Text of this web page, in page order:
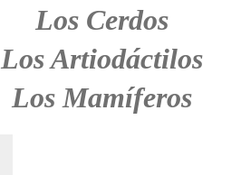
Los Cerdos
Los Artiodáctilos
Los Mamíferos